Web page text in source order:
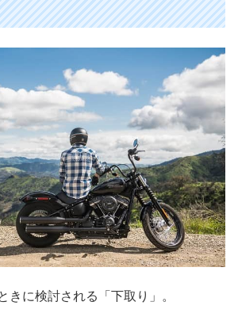
きに検討される「下取り」。